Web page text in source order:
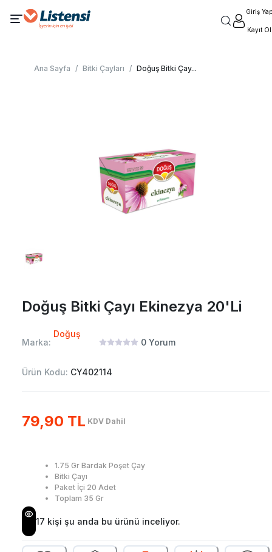
Giriş Yap
Kayıt Ol
Ana Sayfa / Bitki Çayları / Doğuş Bitki Çay...
Doğuş Bitki Çayı Ekinezya 20'Li
Marka:
Doğuş
0 Yorum
Ürün Kodu: CY402114
79,90 TL KDV Dahil
1.75 Gr Bardak Poşet Çay
Bitki Çayı
Paket İçi 20 Adet
Toplam 35 Gr
17 kişi şu anda bu ürünü inceliyor.